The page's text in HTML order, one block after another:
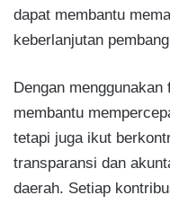
dapat membantu
keberlanjutan
Dengan
membantu
tetapi juga ikut
transparansi dan
daerah. Setiap